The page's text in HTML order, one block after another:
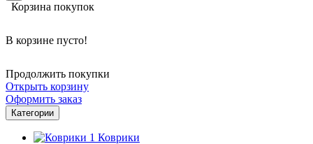
Корзина покупок
В корзине пусто!
Продолжить покупки
Открыть корзину
Оформить заказ
Категории
Коврики